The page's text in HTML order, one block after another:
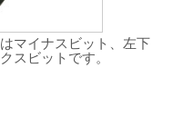
マイナスビット、左下
スビットです。